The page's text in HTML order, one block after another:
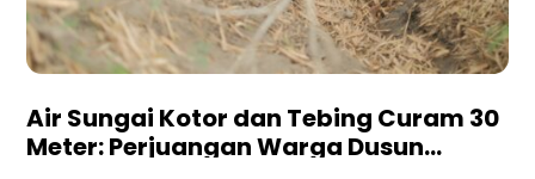
Air Sungai Kotor dan Tebing Curam 30
Meter: Perjuangan Warga Dusun